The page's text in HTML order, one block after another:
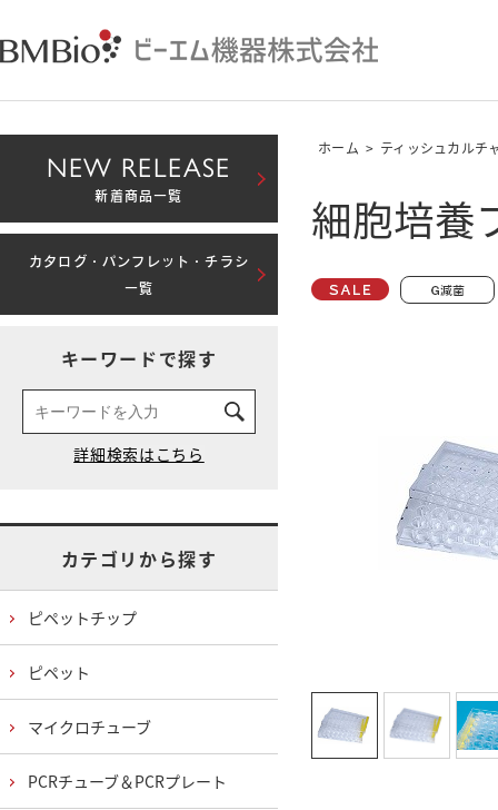
ホーム > ティッシュカルチ
細胞培養
NEW RELEASE
新着商品一覧
カタログ・パンフレット・チラシ
一覧
キーワードで探す
カテゴリから探す
ピペットチップ
ピペット
マイクロチューブ
PCRチューブ＆PCRプレート